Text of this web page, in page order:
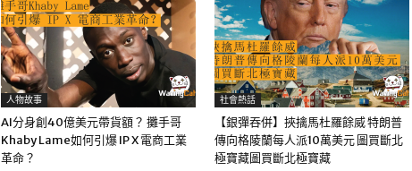
人物故事
AI分身創40億美元帶貨額？ 攤手哥
Khaby Lame如何引爆 IP X 電商工業
革命？
社會熱話
【銀彈吞併】挾擒馬杜羅餘威 特朗普
傳向格陵蘭每人派10萬美元 圖買斷北
極寶藏圖買斷北極寶藏